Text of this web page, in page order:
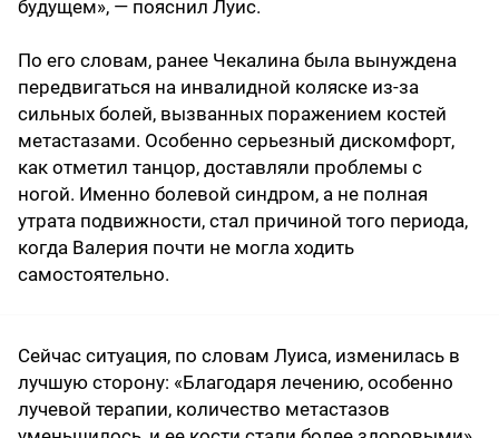
будущем», — пояснил Луис.
По его словам, ранее Чекалина была вынуждена
передвигаться на инвалидной коляске из-за
сильных болей, вызванных поражением костей
метастазами. Особенно серьезный дискомфорт,
как отметил танцор, доставляли проблемы с
ногой. Именно болевой синдром, а не полная
утрата подвижности, стал причиной того периода,
когда Валерия почти не могла ходить
самостоятельно.
Сейчас ситуация, по словам Луиса, изменилась в
лучшую сторону: «Благодаря лечению, особенно
лучевой терапии, количество метастазов